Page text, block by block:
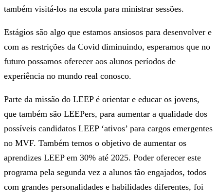
também visitá-los na escola para ministrar sessões.
Estágios são algo que estamos ansiosos para desenvolver e
com as restrições da Covid diminuindo, esperamos que no
futuro possamos oferecer aos alunos períodos de
experiência no mundo real conosco.
Parte da missão do LEEP é orientar e educar os jovens,
que também são LEEPers, para aumentar a qualidade dos
possíveis candidatos LEEP ‘ativos’ para cargos emergentes
no MVF. Também temos o objetivo de aumentar os
aprendizes LEEP em 30% até 2025. Poder oferecer este
programa pela segunda vez a alunos tão engajados, todos
com grandes personalidades e habilidades diferentes, foi